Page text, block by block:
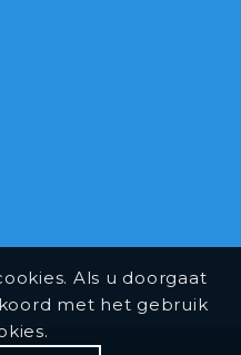
Als u doorgaat
met het gebruik